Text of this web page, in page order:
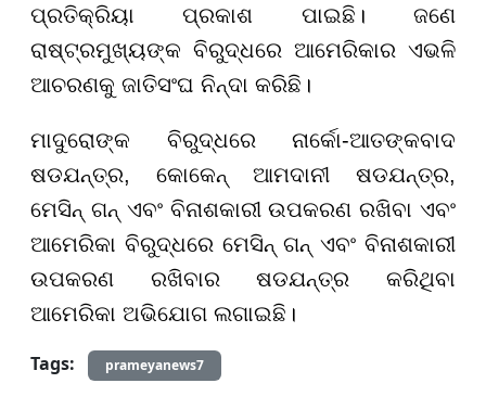
ପ୍ରତିକ୍ରିୟା ପ୍ରକାଶ ପାଇଛି। ଜଣେ
ରାଷ୍ଟ୍ରମୁଖ୍ୟଙ୍କ ବିରୁଦ୍ଧରେ ଆମେରିକାର ଏଭଳି
ଆଚରଣକୁ ଜାତିସଂଘ ନିନ୍ଦା କରିଛି।
ମାଦୁରୋଙ୍କ ବିରୁଦ୍ଧରେ ନାର୍କୋ-ଆତଙ୍କବାଦ
ଷଡଯନ୍ତ୍ର, କୋକେନ୍ ଆମଦାନୀ ଷଡଯନ୍ତ୍ର,
ମେସିନ୍ ଗନ୍ ଏବଂ ବିନାଶକାରୀ ଉପକରଣ ରଖିବା ଏବଂ
ଆମେରିକା ବିରୁଦ୍ଧରେ ମେସିନ୍ ଗନ୍ ଏବଂ ବିନାଶକାରୀ
ଉପକରଣ ରଖିବାର ଷଡଯନ୍ତ୍ର କରିଥିବା
ଆମେରିକା ଅଭିଯୋଗ ଲଗାଇଛି।
Tags: prameyanews7